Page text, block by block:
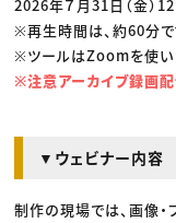
2026年７月31日（金）
※再生時間は、約60分で
※ツールはZoomを使い
※注意アーカイブ録画配
▼ウェビナー内容
制作の現場では、画像・